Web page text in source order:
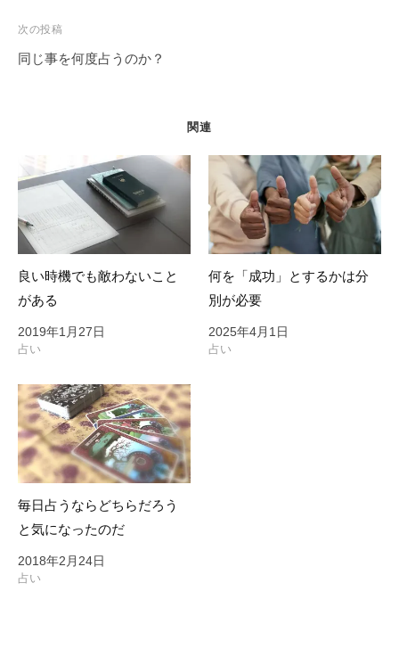
ビ
ゲ
次の投稿
同じ事を何度占うのか？
関連
良い時機でも敵わないこと
がある
2019年1月27日
占い
何を「成功」とするかは分
別が必要
2025年4月1日
占い
毎日占うならどちらだろう
と気になったのだ
2018年2月24日
占い